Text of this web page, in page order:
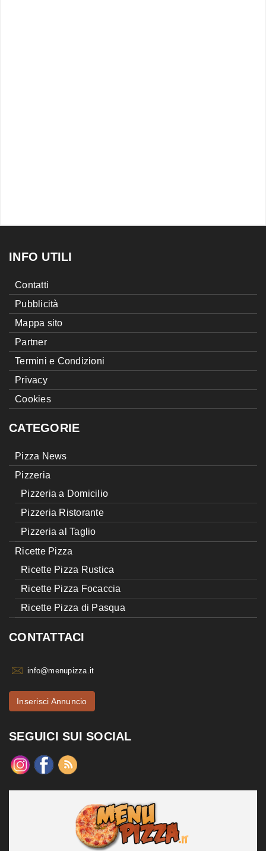
INFO UTILI
Contatti
Pubblicità
Mappa sito
Partner
Termini e Condizioni
Privacy
Cookies
CATEGORIE
Pizza News
Pizzeria
Pizzeria a Domicilio
Pizzeria Ristorante
Pizzeria al Taglio
Ricette Pizza
Ricette Pizza Rustica
Ricette Pizza Focaccia
Ricette Pizza di Pasqua
CONTATTACI
info@menupizza.it
Inserisci Annuncio
SEGUICI SUI SOCIAL